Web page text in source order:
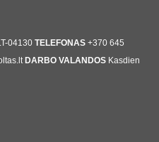
04130 TELEFONAS +370 645
DARBO VALANDOS Kasdien